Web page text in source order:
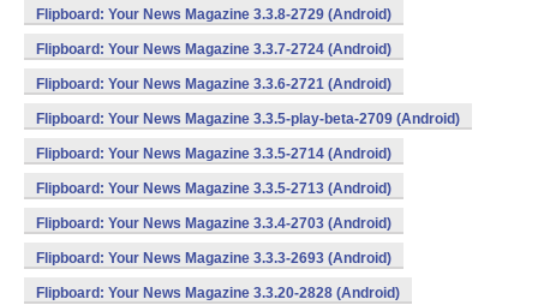
Flipboard: Your News Magazine 3.3.8-2729 (Android)
Flipboard: Your News Magazine 3.3.7-2724 (Android)
Flipboard: Your News Magazine 3.3.6-2721 (Android)
Flipboard: Your News Magazine 3.3.5-play-beta-2709 (Android)
Flipboard: Your News Magazine 3.3.5-2714 (Android)
Flipboard: Your News Magazine 3.3.5-2713 (Android)
Flipboard: Your News Magazine 3.3.4-2703 (Android)
Flipboard: Your News Magazine 3.3.3-2693 (Android)
Flipboard: Your News Magazine 3.3.20-2828 (Android)